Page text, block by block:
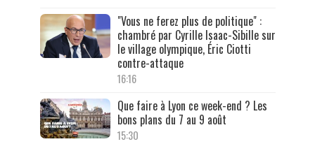
"Vous ne ferez plus de politique" :
chambré par Cyrille Isaac-Sibille sur
le village olympique, Éric Ciotti
contre-attaque
16:16
Que faire à Lyon ce week-end ? Les
bons plans du 7 au 9 août
15:30